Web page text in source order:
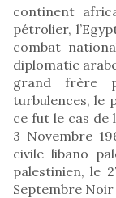
continent
pétrolier,
combat
diplomatie
grand frère
turbulences, le
ce fut le cas de
3 Novembre
civile libano
palestinien, le
Septembre